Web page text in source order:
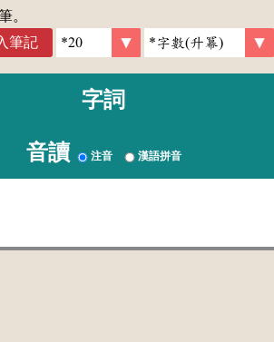
。
筆記
字詞
音讀 注音 漢語拼音